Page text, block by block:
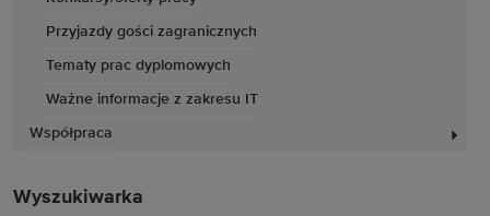
Przyjazdy gości zagranicznych
Tematy prac dyplomowych
Ważne informacje z zakresu IT
Współpraca
Wyszukiwarka